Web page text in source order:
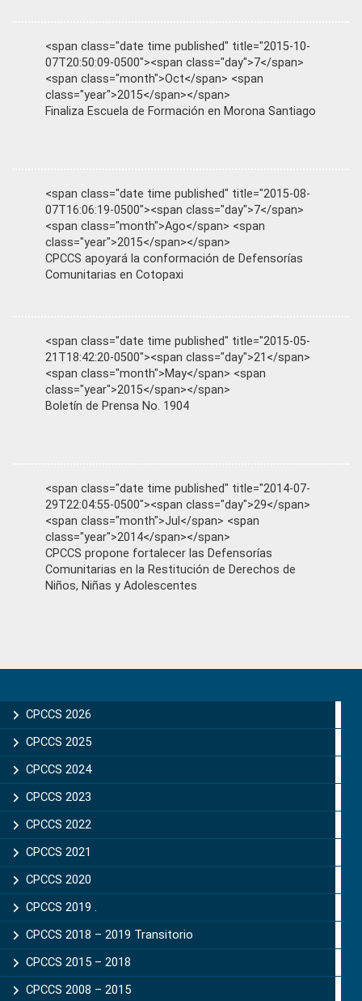
<span class="date time published" title="2015-10-
07T20:50:09-0500"><span class="day">7</span>
<span class="month">Oct</span> <span
class="year">2015</span></span>
Finaliza Escuela de Formación en Morona Santiago
<span class="date time published" title="2015-08-
07T16:06:19-0500"><span class="day">7</span>
<span class="month">Ago</span> <span
class="year">2015</span></span>
CPCCS apoyará la conformación de Defensorías
Comunitarias en Cotopaxi
<span class="date time published" title="2015-05-
21T18:42:20-0500"><span class="day">21</span>
<span class="month">May</span> <span
class="year">2015</span></span>
Boletín de Prensa No. 1904
<span class="date time published" title="2014-07-
29T22:04:55-0500"><span class="day">29</span>
<span class="month">Jul</span> <span
class="year">2014</span></span>
CPCCS propone fortalecer las Defensorías
Comunitarias en la Restitución de Derechos de
Niños, Niñas y Adolescentes
Sidebar
CPCCS 2026
CPCCS 2025
CPCCS 2024
CPCCS 2023
CPCCS 2022
CPCCS 2021
CPCCS 2020
CPCCS 2019 .
CPCCS 2018 – 2019 Transitorio
CPCCS 2015 – 2018
CPCCS 2008 – 2015